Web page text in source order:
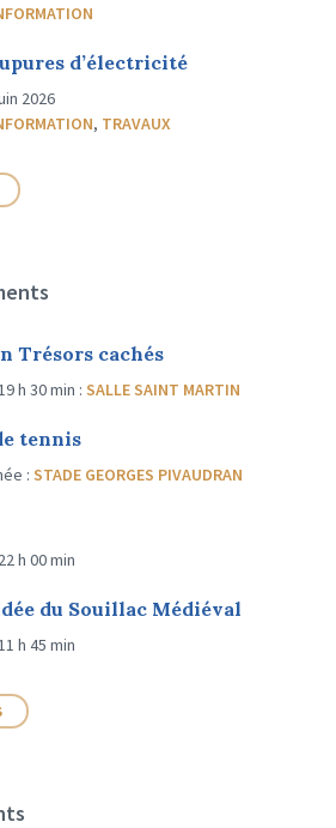
d’électricité
2026
, TRAVAUX
Trésors cachés
h 30 min : SALLE SAINT MARTIN
tennis
: STADE GEORGES PIVAUDRAN
h 00 min
du Souillac Médiéval
h 45 min